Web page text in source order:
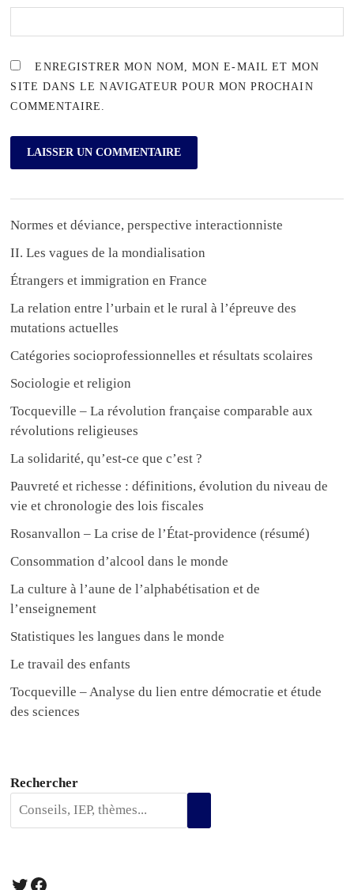
ENREGISTRER MON NOM, MON E-MAIL ET MON
SITE DANS LE NAVIGATEUR POUR MON PROCHAIN
COMMENTAIRE.
Normes et déviance, perspective interactionniste
II. Les vagues de la mondialisation
Étrangers et immigration en France
La relation entre l’urbain et le rural à l’épreuve des
mutations actuelles
Catégories socioprofessionnelles et résultats scolaires
Sociologie et religion
Tocqueville – La révolution française comparable aux
révolutions religieuses
La solidarité, qu’est-ce que c’est ?
Pauvreté et richesse : définitions, évolution du niveau de
vie et chronologie des lois fiscales
Rosanvallon – La crise de l’État-providence (résumé)
Consommation d’alcool dans le monde
La culture à l’aune de l’alphabétisation et de
l’enseignement
Statistiques les langues dans le monde
Le travail des enfants
Tocqueville – Analyse du lien entre démocratie et étude
des sciences
Rechercher
Twitter
Facebook